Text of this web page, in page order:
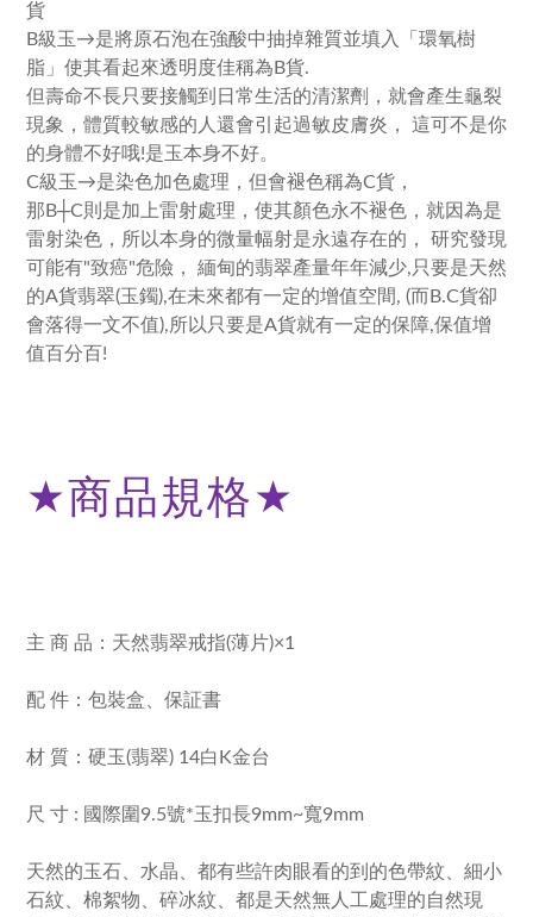
貨
B級玉→是將原石泡在強酸中抽掉雜質並填入「環氧樹
脂」使其看起來透明度佳稱為B貨.
但壽命不長只要接觸到日常生活的清潔劑，就會產生龜裂
現象，體質較敏感的人還會引起過敏皮膚炎， 這可不是你
的身體不好哦!是玉本身不好。
C級玉→是染色加色處理，但會褪色稱為C貨，
那B┼C則是加上雷射處理，使其顏色永不褪色，就因為是
雷射染色，所以本身的微量幅射是永遠存在的， 研究發現
可能有"致癌"危險， 緬甸的翡翠產量年年減少,只要是天然
的A貨翡翠(玉鐲),在未來都有一定的增值空間, (而B.C貨卻
會落得一文不值),所以只要是A貨就有一定的保障,保值增
值百分百!
★商品規格★
主 商 品：天然翡翠戒指(薄片)×1
配 件：包裝盒、保証書
材 質：硬玉(翡翠) 14白K金台
尺 寸 : 國際圍9.5號*玉扣長9mm~寬9mm
天然的玉石、水晶、都有些許肉眼看的到的色帶紋、細小
石紋、棉絮物、碎冰紋、都是天然無人工處理的自然現